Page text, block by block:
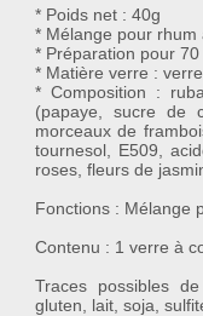
* Poids net : 40g
* Mélange pour rhum
* Préparation pour
* Matière verre : verre
* Composition :
(papaye, sucre de
morceaux de
tournesol, E509,
roses, fleurs de
Fonctions : Mélange
Contenu : 1 verre à
Traces possibles
gluten, lait, soja,